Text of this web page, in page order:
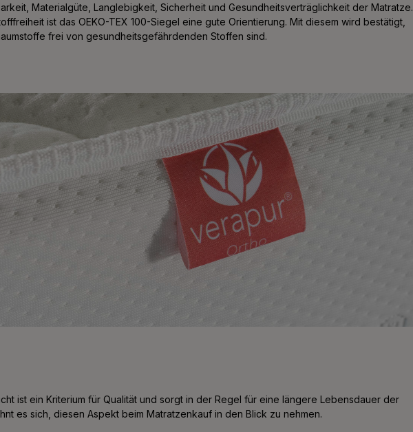
Materialgüte, Langlebigkeit, Sicherheit und Gesundheitsverträglichkeit der Matratze.
ist das OEKO-TEX 100-Siegel eine gute Orientierung. Mit diesem wird bestätigt,
frei von gesundheitsgefährdenden Stoffen sind.
ist ein Kriterium für Qualität und sorgt in der Regel für eine längere Lebensdauer der
es sich, diesen Aspekt beim Matratzenkauf in den Blick zu nehmen.